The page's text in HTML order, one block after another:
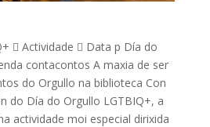
 Actividade  Data p Día do
contacontos A maxia de ser
do Orgullo na biblioteca Con
do Día do Orgullo LGTBIQ+, a
actividade moi especial dirixida